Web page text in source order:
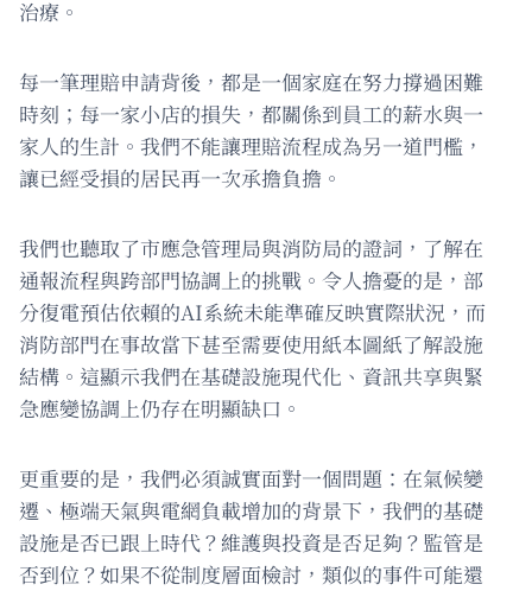
治療。
每一筆理賠申請背後，都是一個家庭在努力撐過困難
時刻；每一家小店的損失，都關係到員工的薪水與一
家人的生計。我們不能讓理賠流程成為另一道門檻，
讓已經受損的居民再一次承擔負擔。
我們也聽取了市應急管理局與消防局的證詞，了解在
通報流程與跨部門協調上的挑戰。令人擔憂的是，部
分復電預估依賴的AI系統未能準確反映實際狀況，而
消防部門在事故當下甚至需要使用紙本圖紙了解設施
結構。這顯示我們在基礎設施現代化、資訊共享與緊
急應變協調上仍存在明顯缺口。
更重要的是，我們必須誠實面對一個問題：在氣候變
遷、極端天氣與電網負載增加的背景下，我們的基礎
設施是否已跟上時代？維護與投資是否足夠？監管是
否到位？如果不從制度層面檢討，類似的事件可能還